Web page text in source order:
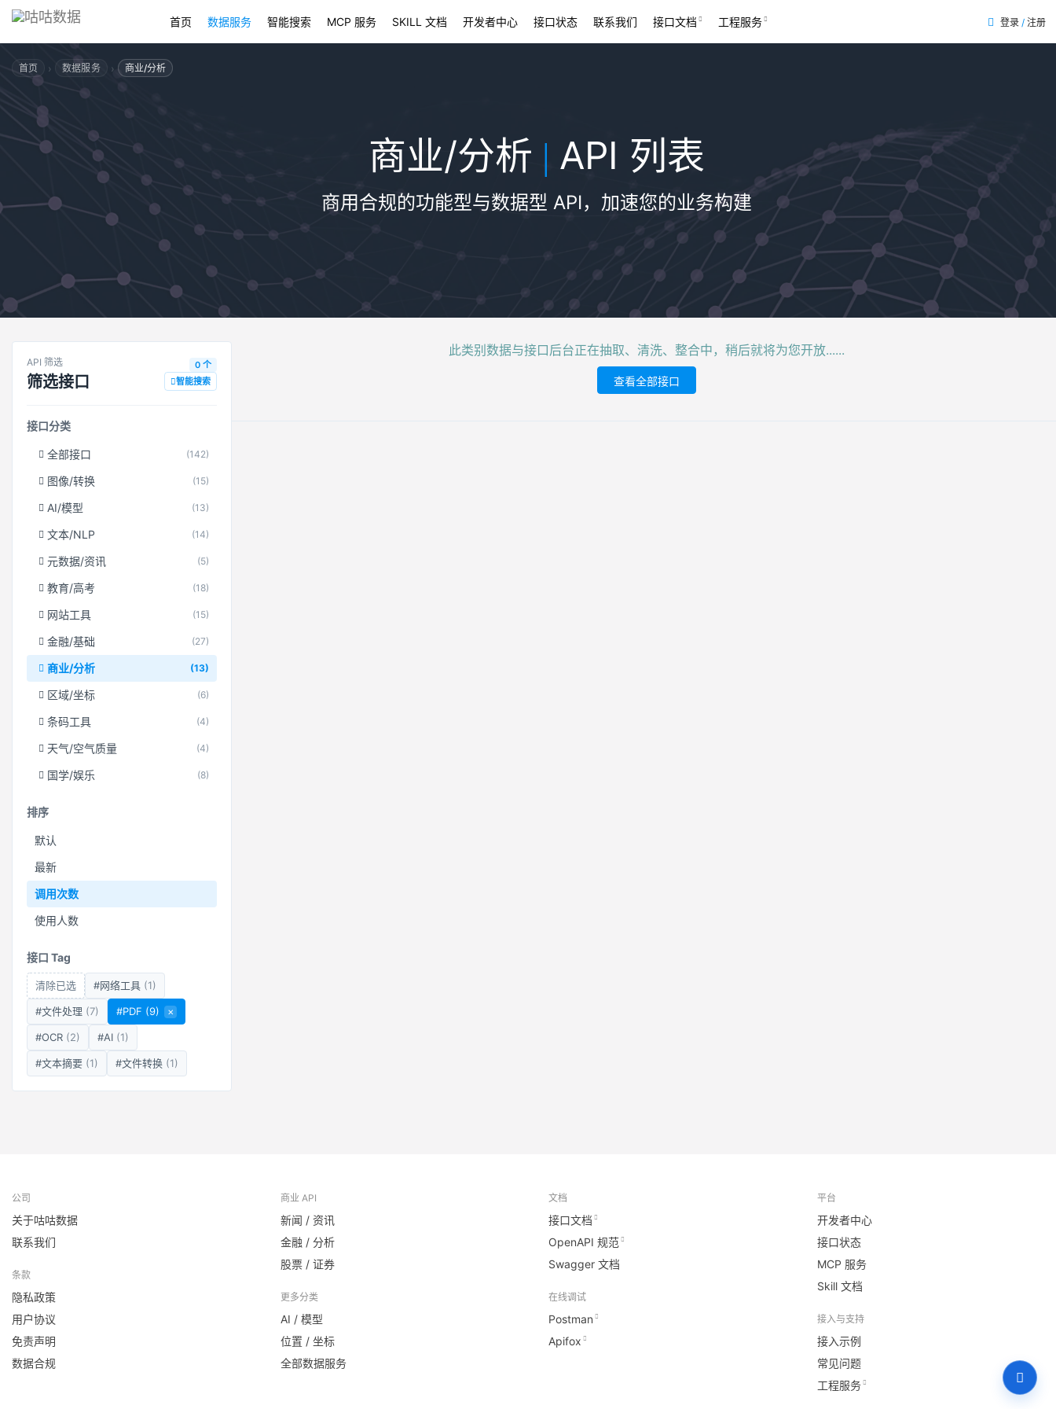
首页 数据服务 智能搜索 MCP 服务 SKILL 文档 开发者中心 接口状态 联系我们 接口文档 工程服务 登录 / 注册
首页 › 数据服务 › 商业/分析
商业/分析 | API 列表
商用合规的功能型与数据型 API，加速您的业务构建
API 筛选
筛选接口
0 个
智能搜索
接口分类
全部接口 (142)
图像/转换 (15)
AI/模型 (13)
文本/NLP (14)
元数据/资讯 (5)
教育/高考 (18)
网站工具 (15)
金融/基础 (27)
商业/分析 (13)
区域/坐标 (6)
条码工具 (4)
天气/空气质量 (4)
国学/娱乐 (8)
排序
默认
最新
调用次数
使用人数
接口 Tag
清除已选 #网络工具 (1)
#文件处理 (7) #PDF (9) ×
#OCR (2) #AI (1)
#文本摘要 (1) #文件转换 (1)
此类别数据与接口后台正在抽取、清洗、整合中，稍后就将为您开放......
查看全部接口
公司
关于咕咕数据
联系我们
条款
隐私政策
用户协议
免责声明
数据合规
商业 API
新闻 / 资讯
金融 / 分析
股票 / 证券
更多分类
AI / 模型
位置 / 坐标
全部数据服务
文档
接口文档
OpenAPI 规范
Swagger 文档
在线调试
Postman
Apifox
平台
开发者中心
接口状态
MCP 服务
Skill 文档
接入与支持
接入示例
常见问题
工程服务